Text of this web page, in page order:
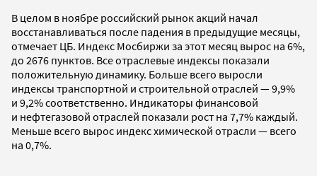
В целом в ноябре российский рынок акций начал
восстанавливаться после падения в предыдущие месяцы,
отмечает ЦБ. Индекс Мосбиржи за этот месяц вырос на 6%,
до 2676 пунктов. Все отраслевые индексы показали
положительную динамику. Больше всего выросли
индексы транспортной и строительной отраслей — 9,9%
и 9,2% соответственно. Индикаторы финансовой
и нефтегазовой отраслей показали рост на 7,7% каждый.
Меньше всего вырос индекс химической отрасли — всего
на 0,7%.